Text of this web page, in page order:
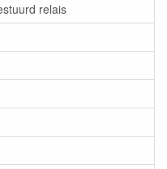
relais